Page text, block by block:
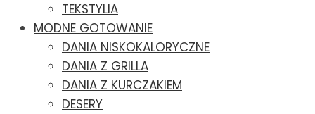
TEKSTYLIA
MODNE GOTOWANIE
DANIA NISKOKALORYCZNE
DANIA Z GRILLA
DANIA Z KURCZAKIEM
DESERY